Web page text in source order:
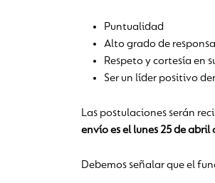
Puntualidad
Alto grado de
Respeto y cortesía en
Ser un líder positivo
Las postulaciones serán
envío es el lunes 25 de abril
Debemos señalar que el